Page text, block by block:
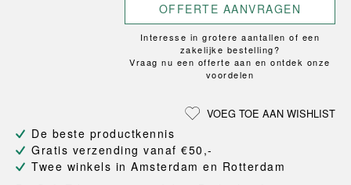
OFFERTE AANVRAGEN
Interesse in grotere aantallen of een
zakelijke bestelling?
Vraag nu een offerte aan en ontdek onze
voordelen
VOEG TOE AAN WISHLIST
De beste productkennis
Gratis verzending vanaf €50,-
Twee winkels in Amsterdam en Rotterdam